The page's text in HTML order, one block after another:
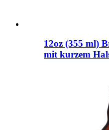
12oz (355 ml)
mit kurzem